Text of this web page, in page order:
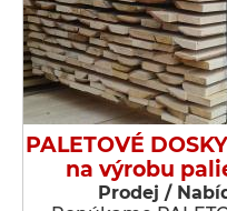
PALETOVÉ
na výrobu
Prodej /